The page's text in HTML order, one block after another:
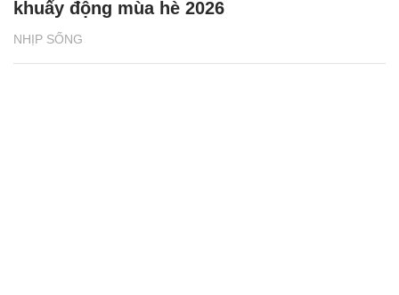
NHỊP SỐNG
khuấy động mùa hè 2026